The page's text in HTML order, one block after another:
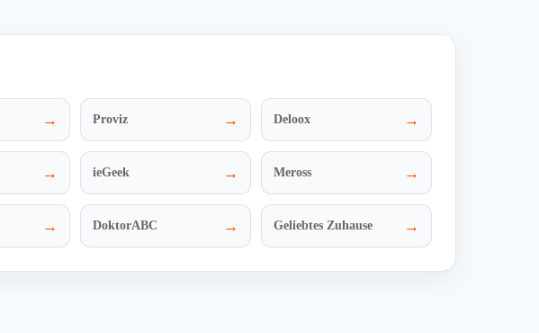
→ Proviz → Deloox →
→ ieGeek → Meross →
→ DoktorABC → Geliebtes Zuhause →